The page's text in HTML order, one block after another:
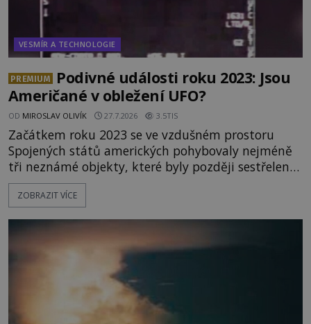
VESMÍR A TECHNOLOGIE
PREMIUM
Podivné události roku 2023: Jsou
Američané v obležení UFO?
OD MIROSLAV OLIVÍK 27.7.2026 3.5TIS
Začátkem roku 2023 se ve vzdušném prostoru
Spojených států amerických pohybovaly nejméně
tři neznámé objekty, které byly později sestřeleny.
Do dnešních dnů nebyly trosky těchto létajících
těles objeveny. Je možné, že šlo o nějaké nové
mimozemského původu? Dne 4. února roku 2023
vydává
ZOBRAZIT VÍCE